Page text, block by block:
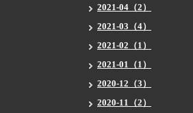
2021-04（2）
2021-03（4）
2021-02（1）
2021-01（1）
2020-12（3）
2020-11（2）